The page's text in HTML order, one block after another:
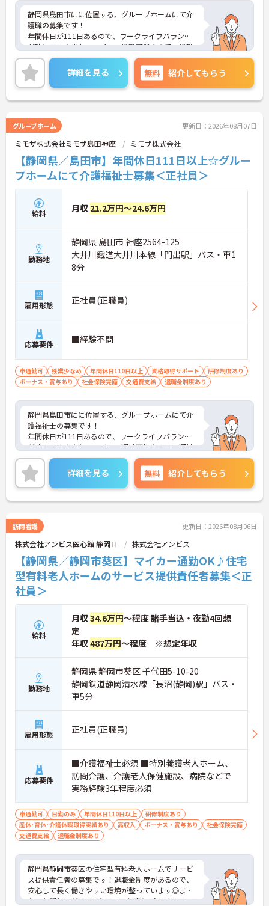
静岡県島田市にに位置する、グループホームにて介
護職の募集です！
年間休日が111日あるので、ワークライフバランス
が叶います☆また、マイカー通勤可能なので、通勤
らくらくです♪
ご興味のある方には、面接対策ポイントなど、さら
に詳細をお話しいたしますのでお気軽にご相談くだ
さい！
詳細を見る 無料 紹介してもらう
グループホーム 更新日：2026年08月07日
ミモザ株式会社ミモザ島田神座 ミモザ株式会社
【静岡県／島田市】年間休日111日以上☆グルー
プホームにて介護福祉士募集＜正社員＞
給料 月収 21.2万円～24.6万円
勤務地
静岡県 島田市 神座2564-125
大井川鐵道大井川本線「門出駅」バス・車1
8分
雇用形態 正社員(正職員)
応募要件 ■経験不問
車通勤可 残業少なめ 年間休日110日以上 資格取得サポート
研修制度あり
ボーナス・賞与あり
社会保険完備 交通費支給 退職金制度あり
静岡県島田市にに位置する、グループホームにて介
護福祉士の募集です！
年間休日が111日あるので、ワークライフバランス
が叶います☆また、マイカー通勤可能なので、通勤
らくらくです♪
ご興味のある方には、面接対策ポイントなど、さら
に詳細をお話しいたしますのでお気軽にご相談くだ
さい！
詳細を見る 無料 紹介してもらう
訪問看護 更新日：2026年08月06日
株式会社アンビス医心館 静岡Ⅱ 株式会社アンビス
【静岡県／静岡市葵区】マイカー通勤OK♪住宅
型有料老人ホームのサービス提供責任者募集＜正
社員＞
給料
月収34.6万円～程度 諸手当込・夜勤4回想
定
年収487万円～程度 ※想定年収
勤務地
静岡県 静岡市葵区 千代田5-10-20
静岡鉄道静岡清水線「長沼(静岡)駅」バス・
車5分
雇用形態 正社員(正職員)
応募要件
■介護福祉士必須 ■特別養護老人ホーム、
訪問介護、介護老人保健施設、病院などで
実務経験3年程度必須
車通勤可 日勤のみ 年間休日110日以上
研修制度あり
産休･育休･介護休暇取得実績あり
高収入 ボーナス・賞与あり
社会保険完備
交通費支給
退職金制度あり
静岡県静岡市葵区の住宅型有料老人ホームでサービ
ス提供責任者の募集です！退職金制度があるので、
安心して長く働きやすい環境が整っています◎ま
た、年間休日が115日なので、仕事とプライベート